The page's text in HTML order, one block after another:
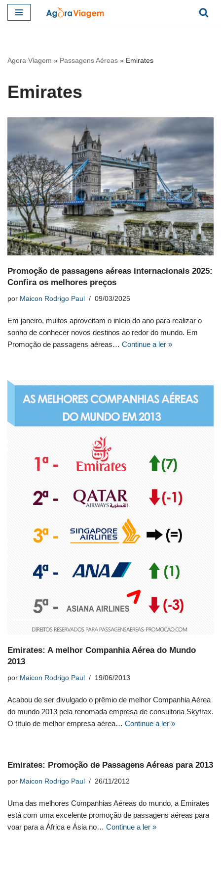
conteúdo
Agora Viagem » Passagens Aéreas » Emirates
Emirates
Promoção de passagens aéreas internacionais 2025:
Confira os melhores preços
por Maicon Rodrigo Paul 09/03/2025
Em janeiro, muitos aproveitam o início do ano para realizar o
sonho de conhecer novos destinos ao redor do mundo. Em
Promoção de passagens aéreas… Continue a ler »
Emirates: A melhor Companhia Aérea do Mundo
2013
por Maicon Rodrigo Paul 19/06/2013
Acabou de ser divulgado o prêmio de melhor Companhia Aérea
do mundo 2013 pela renomada empresa de consultoria Skytrax.
O título de melhor empresa aérea… Continue a ler »
Emirates: Promoção de Passagens Aéreas para 2013
por Maicon Rodrigo Paul 26/11/2012
Uma das melhores Companhias Aéreas do mundo, a Emirates
está com uma excelente promoção de passagens aéreas para
voar para a África e Ásia no… Continue a ler »